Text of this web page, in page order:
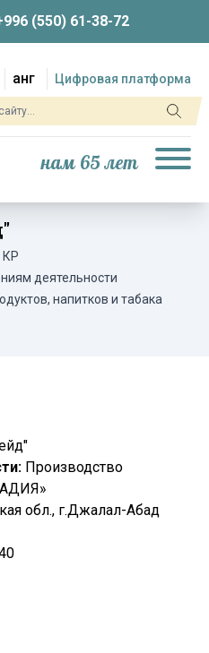
(550) 61-38-72
анг Цифровая платформа
нам 65 лет
КР
деятельности
напитков и табака
Производство
обл., г.Джалал-Абад